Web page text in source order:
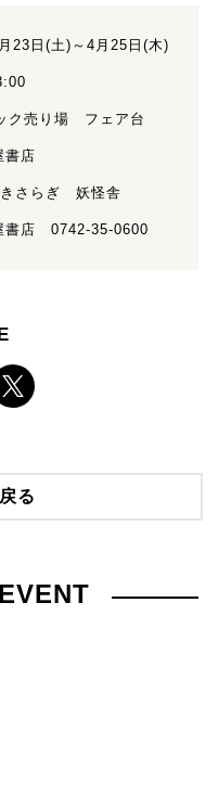
23日(土)～4月25日(木)
ク売り場 フェア台
書店
さらぎ 妖怪舎
書店 0742-35-0600
る